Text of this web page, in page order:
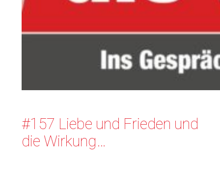
#157 Liebe und Frieden und
die Wirkung…